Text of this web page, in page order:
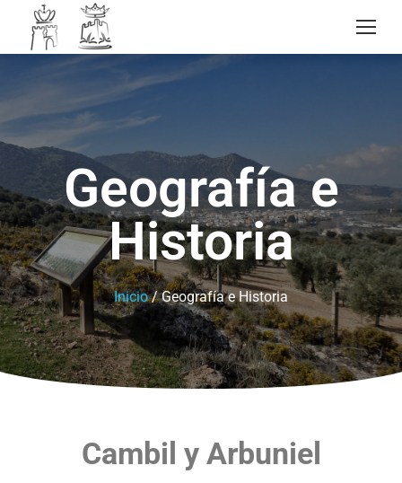
Geografía e
Historia
Inicio/ Geografía e Historia
Cambil y Arbuniel